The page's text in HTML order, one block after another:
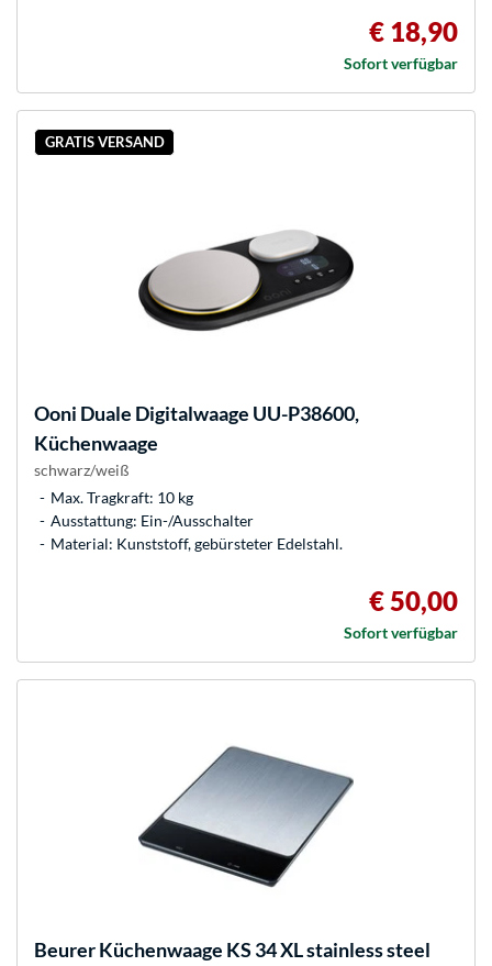
€ 18,90
Sofort verfügbar
GRATIS VERSAND
Ooni Duale Digitalwaage UU-P38600,
Küchenwaage
schwarz/weiß
Max. Tragkraft: 10 kg
Ausstattung: Ein-/Ausschalter
Material: Kunststoff, gebürsteter Edelstahl.
€ 50,00
Sofort verfügbar
BeurerKüchenwaage KS 34 XL stainless steel